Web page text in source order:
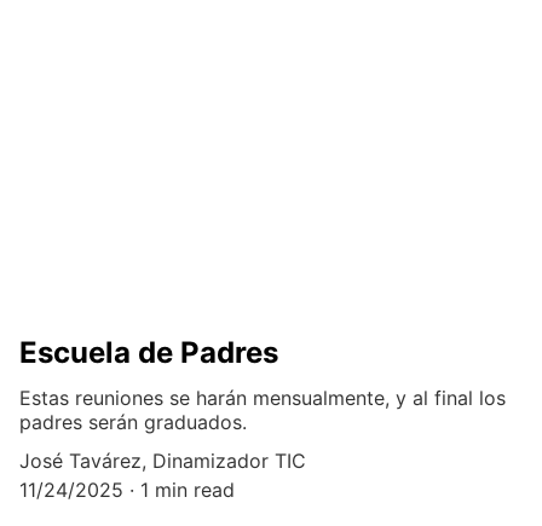
Escuela de Padres
Estas reuniones se harán mensualmente, y al final los
padres serán graduados.
José Tavárez, Dinamizador TIC
11/24/2025
1 min read